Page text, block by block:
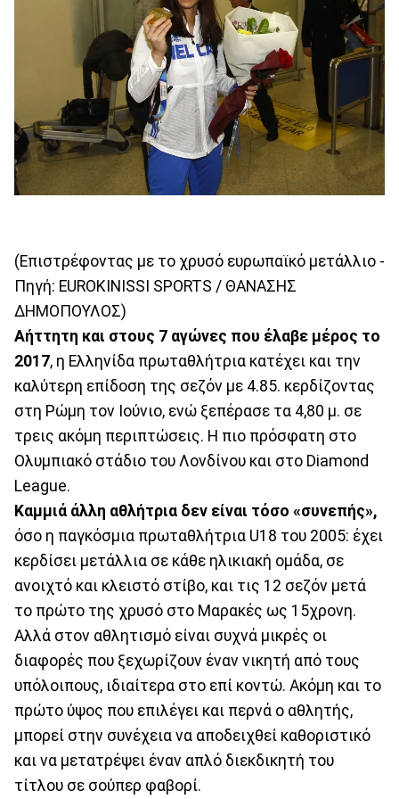
(Επιστρέφοντας με το χρυσό ευρωπαϊκό μετάλλιο -
Πηγή: EUROKINISSI SPORTS / ΘΑΝΑΣΗΣ
ΔΗΜΟΠΟΥΛΟΣ)
Αήττητη και στους 7 αγώνες που έλαβε μέρος το
2017, η Ελληνίδα πρωταθλήτρια κατέχει και την
καλύτερη επίδοση της σεζόν με 4.85. κερδίζοντας
στη Ρώμη τον Ιούνιο, ενώ ξεπέρασε τα 4,80 μ. σε
τρεις ακόμη περιπτώσεις. Η πιο πρόσφατη στο
Ολυμπιακό στάδιο του Λονδίνου και στο Diamond
League.
Καμμιά άλλη αθλήτρια δεν είναι τόσο «συνεπής»,
όσο η παγκόσμια πρωταθλήτρια U18 του 2005: έχει
κερδίσει μετάλλια σε κάθε ηλικιακή ομάδα, σε
ανοιχτό και κλειστό στίβο, και τις 12 σεζόν μετά
το πρώτο της χρυσό στο Μαρακές ως 15χρονη.
Αλλά στον αθλητισμό είναι συχνά μικρές οι
διαφορές που ξεχωρίζουν έναν νικητή από τους
υπόλοιπους, ιδιαίτερα στο επί κοντώ. Ακόμη και το
πρώτο ύψος που επιλέγει και περνά ο αθλητής,
μπορεί στην συνέχεια να αποδειχθεί καθοριστικό
και να μετατρέψει έναν απλό διεκδικητή του
τίτλου σε σούπερ φαβορί.